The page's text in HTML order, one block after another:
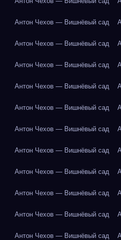
Антон Чехов — Вишнёвый сад
Антон Чехов — Вишнёвый сад
Антон Чехов — Вишнёвый сад
Антон Чехов — Вишнёвый сад
Антон Чехов — Вишнёвый сад
Антон Чехов — Вишнёвый сад
Антон Чехов — Вишнёвый сад
Антон Чехов — Вишнёвый сад
Антон Чехов — Вишнёвый сад
Антон Чехов — Вишнёвый сад
Антон Чехов — Вишнёвый сад